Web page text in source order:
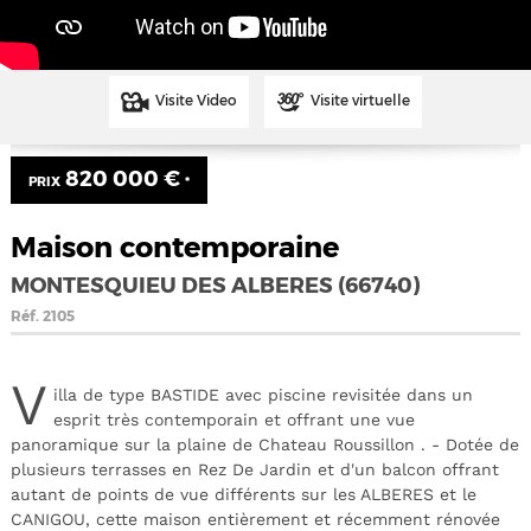
Visite Video Visite virtuelle
PRIX820 000 € *
Maison contemporaine
MONTESQUIEU DES ALBERES (66740)
Réf.2105
V illa de type BASTIDE avec piscine revisitée dans un
esprit très contemporain et offrant une vue
panoramique sur la plaine de Chateau Roussillon . - Dotée de
plusieurs terrasses en Rez De Jardin et d'un balcon offrant
autant de points de vue différents sur les ALBERES et le
CANIGOU, cette maison entièrement et récemment rénovée